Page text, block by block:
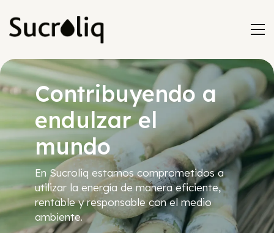
Contribuyendo a
endulzar el
mundo
En Sucroliq estamos comprometidos a
utilizar la energía de manera eficiente,
rentable y responsable con el medio
ambiente.